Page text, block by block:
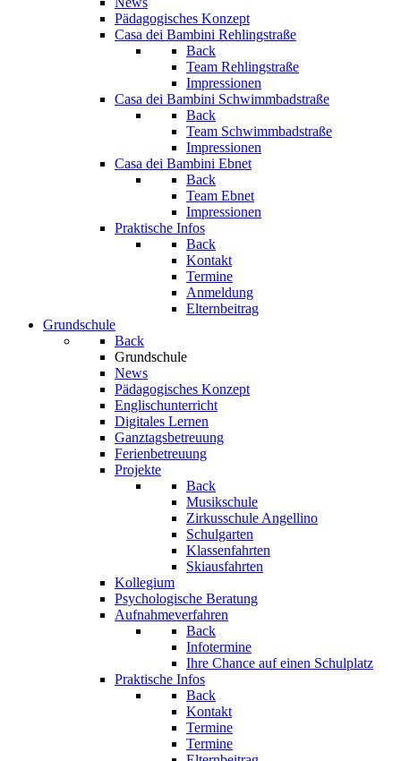
Pädagogisches Konzept
Casa dei Bambini Rehlingstraße
Back
Team Rehlingstraße
Impressionen
Casa dei Bambini Schwimmbadstraße
Back
Team Schwimmbadstraße
Impressionen
Casa dei Bambini Ebnet
Back
Team Ebnet
Impressionen
Praktische Infos
Back
Kontakt
Termine
Anmeldung
Elternbeitrag
Grundschule
Back
Grundschule
News
Pädagogisches Konzept
Englischunterricht
Digitales Lernen
Ganztagsbetreuung
Ferienbetreuung
Projekte
Back
Musikschule
Zirkusschule Angellino
Schulgarten
Klassenfahrten
Skiausfahrten
Kollegium
Psychologische Beratung
Aufnahmeverfahren
Back
Infotermine
Ihre Chance auf einen Schulplatz
Praktische Infos
Back
Kontakt
Termine
Termine